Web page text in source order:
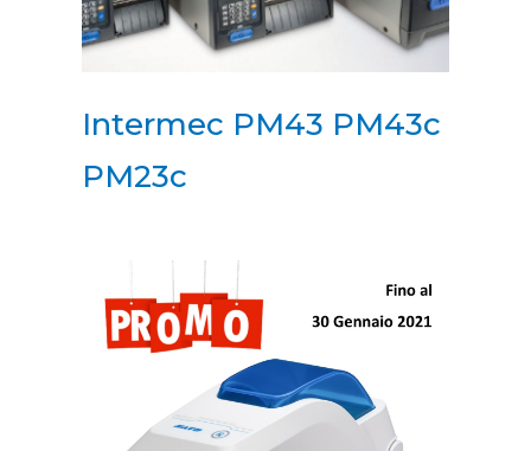
Intermec PM43 PM43c
PM23c